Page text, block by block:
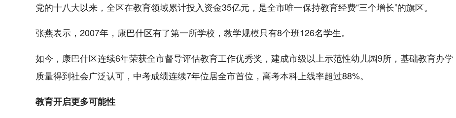
党的十八大以来，全区在教育领域累计投入资金35亿元，是全市唯一保持教育经费“三个增长”的旗区。
张燕表示，2007年，康巴什区有了第一所学校，教学规模只有8个班126名学生。
如今，康巴什区连续6年荣获全市督导评估教育工作优秀奖，建成市级以上示范性幼儿园9所，基础教育办学
质量得到社会广泛认可，中考成绩连续7年位居全市首位，高考本科上线率超过88%。
教育开启更多可能性